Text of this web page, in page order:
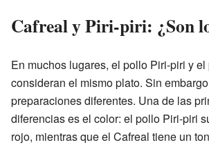
Cafreal y Piri-piri: ¿Son
En muchos lugares, el pollo Piri-piri y
consideran el mismo plato. Sin
preparaciones diferentes. Una de las
diferencias es el color: el pollo Piri-piri
rojo, mientras que el Cafreal tiene un